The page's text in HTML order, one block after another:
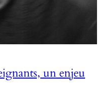
un enjeu